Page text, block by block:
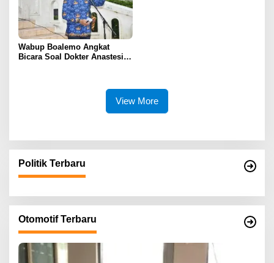
Wabup Boalemo Angkat
Bicara Soal Dokter Anastesi
View More
Politik Terbaru
Otomotif Terbaru